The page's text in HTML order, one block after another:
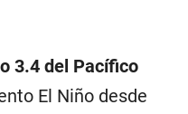
3.4 del Pacífico
El Niño desde